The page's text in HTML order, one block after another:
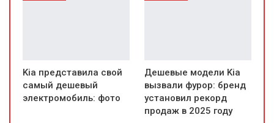
Kia представила свой
самый дешевый
электромобиль: фото
Дешевые модели Kia
вызвали фурор: бренд
установил рекорд
продаж в 2025 году